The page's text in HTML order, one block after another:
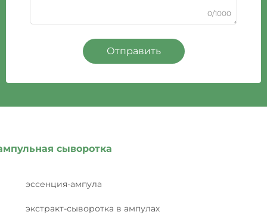
0/1000
Отправить
сыворотка
эссенция-ампула
экстракт-сыворотка в ампулах